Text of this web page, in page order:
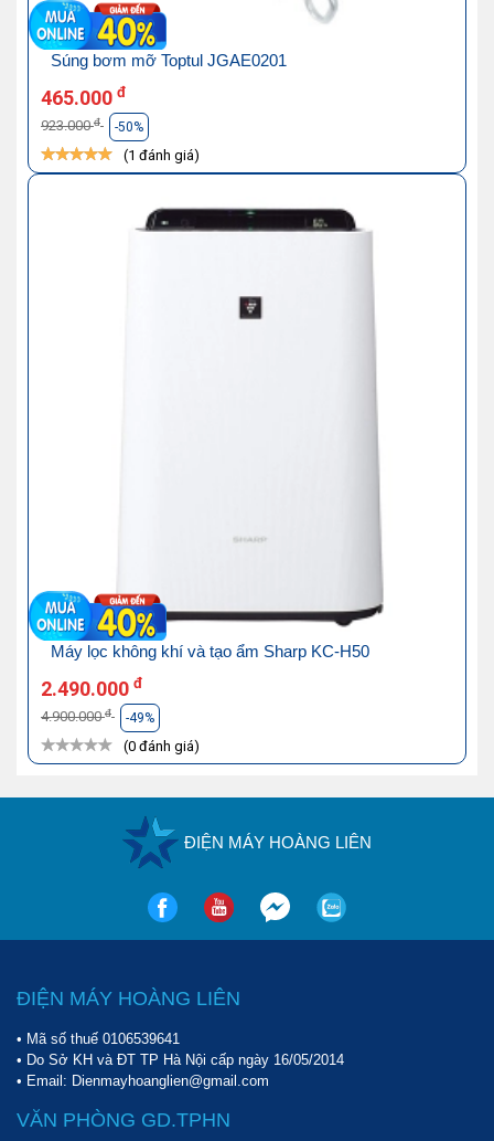
Súng bơm mỡ Toptul JGAE0201
465.000 đ
923.000đ -50%
(1 đánh giá)
Máy lọc không khí và tạo ẩm Sharp KC-H50
2.490.000 đ
4.900.000đ -49%
(0 đánh giá)
ĐIỆN MÁY HOÀNG LIÊN
ĐIỆN MÁY HOÀNG LIÊN
• Mã số thuế 0106539641
• Do Sở KH và ĐT TP Hà Nội cấp ngày 16/05/2014
• Email: Dienmayhoanglien@gmail.com
VĂN PHÒNG GD.TPHN